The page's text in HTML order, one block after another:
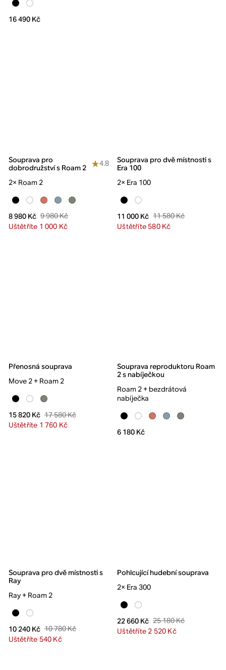
16 490 Kč
Souprava pro
dobrodružství s Roam 2
4.8
2× Roam 2
8 980 Kč 9 980 Kč
Uštětříte 1 000 Kč
Souprava pro dvě místnosti s
Era 100
2× Era 100
11 000 Kč 11 580 Kč
Uštětříte 580 Kč
Přenosná souprava
Move 2 + Roam 2
15 820 Kč 17 580 Kč
Uštětříte 1 760 Kč
Souprava reproduktoru Roam
2 s nabíječkou
Roam 2 + bezdrátová
nabíječka
6 180 Kč
Souprava pro dvě místnosti s
Ray
Ray + Roam 2
10 240 Kč 10 780 Kč
Uštětříte 540 Kč
Pohlcující hudební souprava
2× Era 300
22 660 Kč 25 180 Kč
Uštětříte 2 520 Kč